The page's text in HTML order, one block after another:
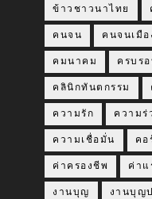
ข้าวชาวนาไทย
คนจน คนจนเมือ
คมนาคม ครบร
คลินิกทันตกรรม
ความรัก ความร่
ความเชื่อมั่น คอ
ค่าครองชีพ ค่าแ
งานบุญ งานบุญ